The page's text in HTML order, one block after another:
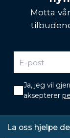
Motta
Ja, jeg vil
aksepterer
La oss hjelpe